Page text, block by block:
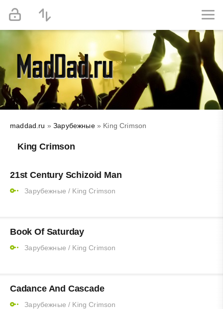
maddad.ru »Зарубежные» King Crimson
King Crimson
21st Century Schizoid Man
Зарубежные / King Crimson
Book Of Saturday
Зарубежные / King Crimson
Cadance And Cascade
Зарубежные / King Crimson